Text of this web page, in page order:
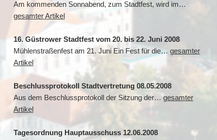
Am kommenden Sonnabend, zum Stadtfest, wird im…
gesamter Artikel
16. Güstrower Stadtfest vom 20. bis 22. Juni 2008
Mühlenstraßenfest am 21. Juni Ein Fest für die… gesamter
Artikel
Beschlussprotokoll Stadtvertretung 08.05.2008
Aus dem Beschlussprotokoll der Sitzung der…gesamter
Artikel
Tagesordnung Hauptausschuss 12.06.2008